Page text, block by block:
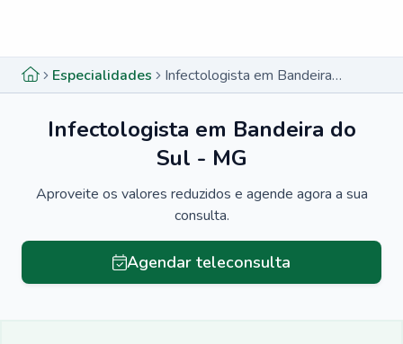
Especialidades Infectologista em Bandeira do Sul - MG
Infectologista em Bandeira do
Sul - MG
Aproveite os valores reduzidos e agende agora a sua
consulta.
Agendar teleconsulta